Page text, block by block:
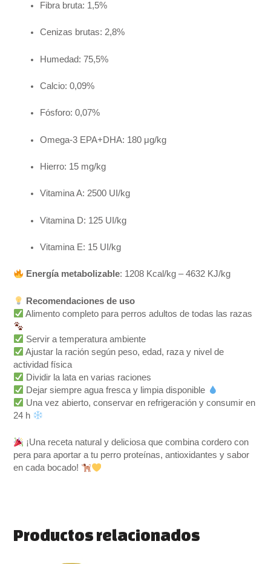
Fibra bruta: 1,5%
Cenizas brutas: 2,8%
Humedad: 75,5%
Calcio: 0,09%
Fósforo: 0,07%
Omega-3 EPA+DHA: 180 μg/kg
Hierro: 15 mg/kg
Vitamina A: 2500 UI/kg
Vitamina D: 125 UI/kg
Vitamina E: 15 UI/kg
Energía metabolizable: 1208 Kcal/kg – 4632 KJ/kg
Recomendaciones de uso
Alimento completo para perros adultos de todas las razas
Servir a temperatura ambiente
Ajustar la ración según peso, edad, raza y nivel de
actividad física
Dividir la lata en varias raciones
Dejar siempre agua fresca y limpia disponible
Una vez abierto, conservar en refrigeración y consumir en
24 h
¡Una receta natural y deliciosa que combina cordero con
pera para aportar a tu perro proteínas, antioxidantes y sabor
en cada bocado!
Productos relacionados
El